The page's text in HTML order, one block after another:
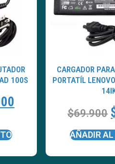
100S
CARGADOR
PORTATÍL
$69.900
AÑADIR